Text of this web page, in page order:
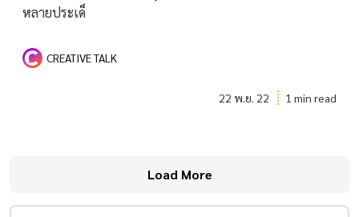
หลายประเด็
CREATIVE TALK
22 พ.ย. 22 1 min read
Load More